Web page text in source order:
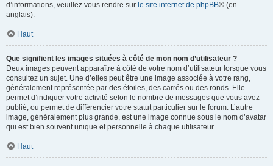
d’informations, veuillez vous rendre sur le site internet de phpBB® (en
anglais).
Haut
Que signifient les images situées à côté de mon nom d’utilisateur ?
Deux images peuvent apparaître à côté de votre nom d’utilisateur lorsque vous
consultez un sujet. Une d’elles peut être une image associée à votre rang,
généralement représentée par des étoiles, des carrés ou des ronds. Elle
permet d’indiquer votre activité selon le nombre de messages que vous avez
publié, ou permet de différencier votre statut particulier sur le forum. L’autre
image, généralement plus grande, est une image connue sous le nom d’avatar
qui est bien souvent unique et personnelle à chaque utilisateur.
Haut